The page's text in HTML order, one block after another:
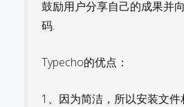
鼓励用户分享自己的成果并
码.
Typecho的优点：
1、因为简洁，所以安装文